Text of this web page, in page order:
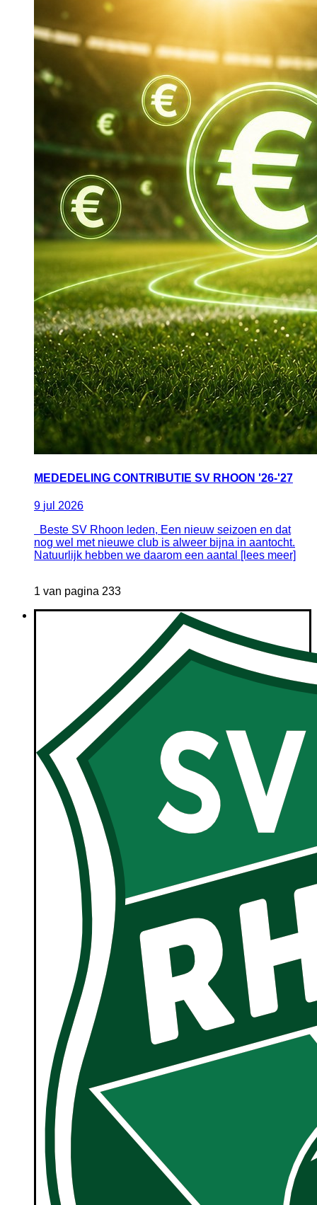
MEDEDELING CONTRIBUTIE SV RHOON '26-'27
9 jul 2026
Beste SV Rhoon leden, Een nieuw seizoen en dat
nog wel met nieuwe club is alweer bijna in aantocht.
Natuurlijk hebben we daarom een aantal [lees meer]
1 van pagina 233